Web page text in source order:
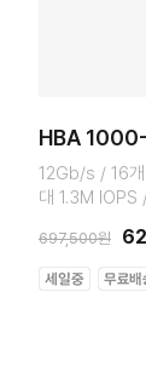
HBA
12Gb/s / 16
대 1.3M
697,500원